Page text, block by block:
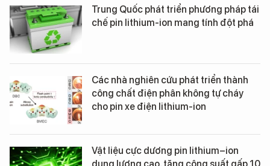
Trung Quốc phát triển phương pháp tái
chế pin lithium-ion mang tính đột phá
Các nhà nghiên cứu phát triển thành
công chất điện phân không tự cháy
cho pin xe điện lithium-ion
Vật liệu cực dương pin lithium–ion